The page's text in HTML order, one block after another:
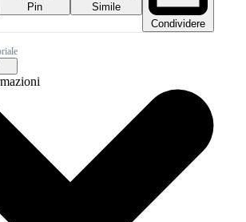
Pin
Simile
Condividere